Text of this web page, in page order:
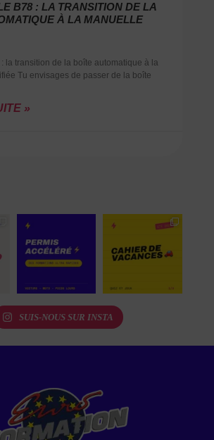
B78 : LA TRANSITION DE LA
À LA MANUELLE
la transition de la boîte automatique à la
Tu envisages de passer de la boîte
»
SUIS-NOUS SUR INSTA